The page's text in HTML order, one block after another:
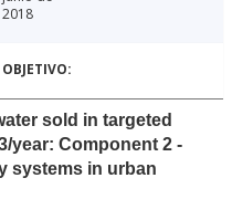
2018
sold in targeted
year: Component 2 -
systems in urban